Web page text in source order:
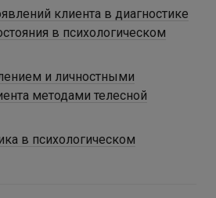
клиента в диагностике
в психологическом
и личностными
методами телесной
в психологическом